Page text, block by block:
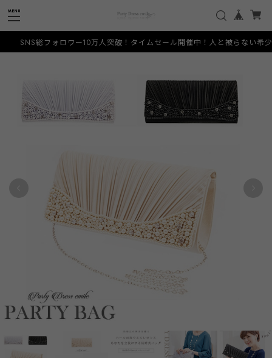
ォロワー10万人突破！タイムセール開催中！人と被らない希少なデザイ